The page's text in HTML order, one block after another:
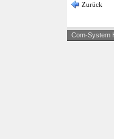
Zurück
Com-System